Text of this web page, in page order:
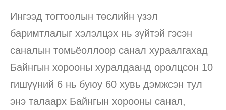
Ингээд тогтоолын төслийн үзэл
баримтлалыг хэлэлцэх нь зүйтэй гэсэн
саналын томьёоллоор санал хураалгахад
Байнгын хорооны хуралдаанд оролцсон 10
гишүүний 6 нь буюу 60 хувь дэмжсэн тул
энэ талаарх Байнгын хорооны санал,